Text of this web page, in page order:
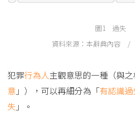
圖1 過失
資料來源：本辭典內容 /
犯罪行為人 主觀意思的一種（與
意 」），可以再細分為「有認識過
失 」。